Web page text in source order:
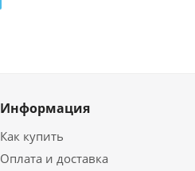
Информация
Как купить
Оплата и доставка